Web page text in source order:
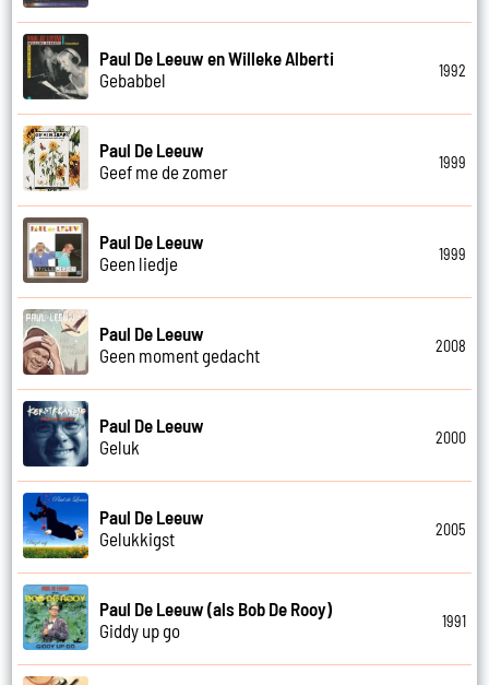
Paul De Leeuw en Willeke Alberti
Gebabbel
1992
Paul De Leeuw
Geef me de zomer
1999
Paul De Leeuw
Geen liedje
1999
Paul De Leeuw
Geen moment gedacht
2008
Paul De Leeuw
Geluk
2000
Paul De Leeuw
Gelukkigst
2005
Paul De Leeuw (als Bob De Rooy)
Giddy up go
1991